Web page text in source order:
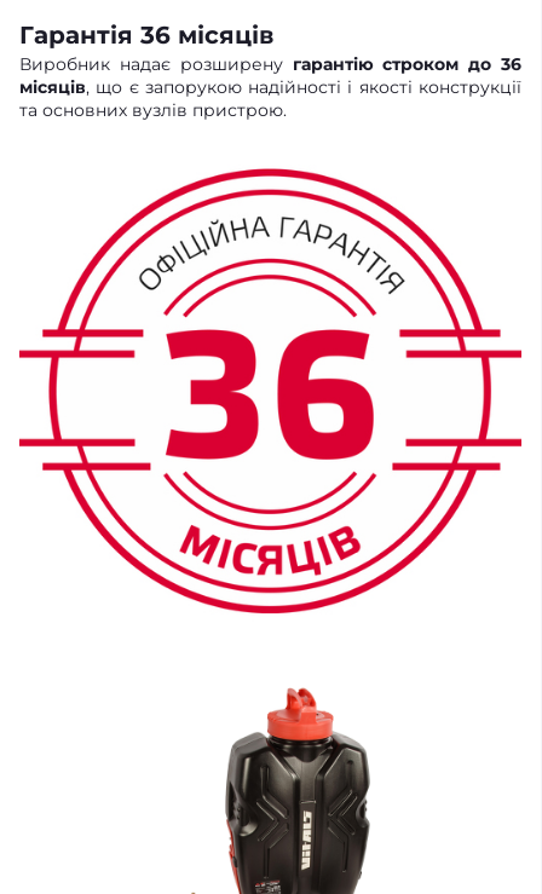
Гарантія 36 місяців
Виробник надає розширену гарантію строком до 36
місяців, що є запорукою надійності і якості конструкції
та основних вузлів пристрою.